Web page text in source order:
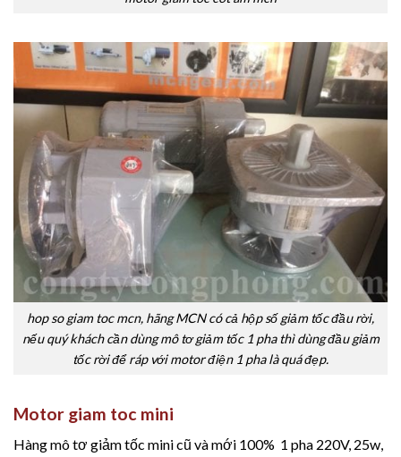
hop so giam toc mcn, hãng MCN có cả hộp số giảm tốc đầu rời,
nếu quý khách cần dùng mô tơ giảm tốc 1 pha thì dùng đầu giảm
tốc rời để ráp với motor điện 1 pha là quá đẹp.
Motor giam toc mini
Hàng mô tơ giảm tốc mini cũ và mới 100% 1 pha 220V, 25w,